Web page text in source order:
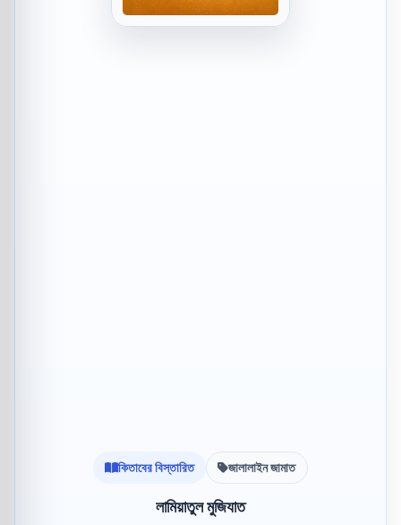
কিতাবের বিস্তারিত জালালাইন জামাত
লামিয়াতুল মুজিযাত